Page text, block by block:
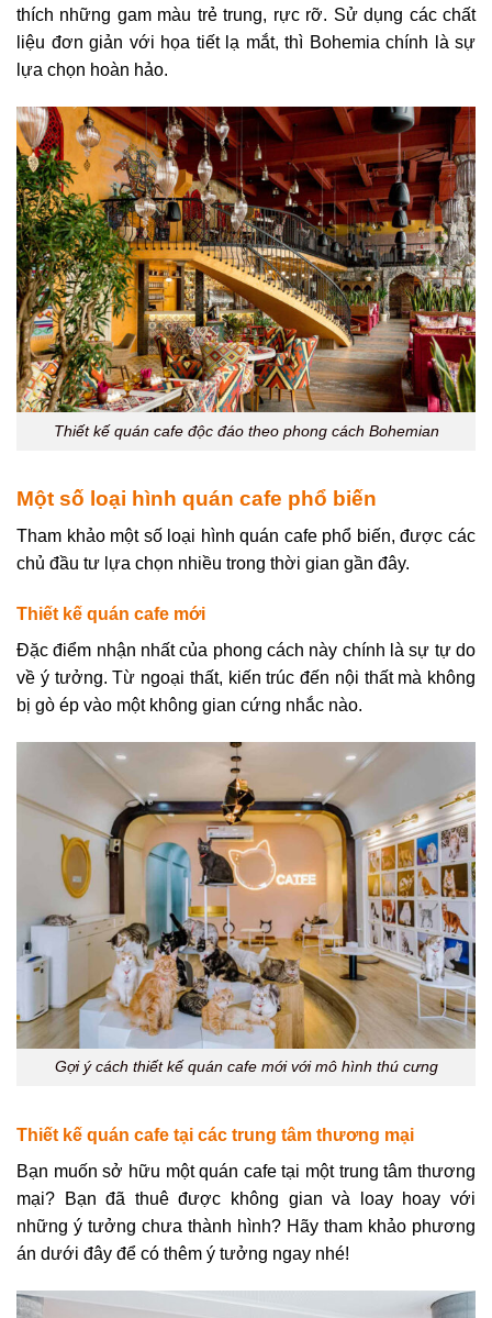
thích những gam màu trẻ trung, rực rỡ. Sử dụng các chất
liệu đơn giản với họa tiết lạ mắt, thì Bohemia chính là sự
lựa chọn hoàn hảo.
Thiết kế quán cafe độc đáo theo phong cách Bohemian
Một số loại hình quán cafe phổ biến
Tham khảo một số loại hình quán cafe phổ biến, được các
chủ đầu tư lựa chọn nhiều trong thời gian gần đây.
Thiết kế quán cafe mới
Đặc điểm nhận nhất của phong cách này chính là sự tự do
về ý tưởng. Từ ngoại thất, kiến trúc đến nội thất mà không
bị gò ép vào một không gian cứng nhắc nào.
Gợi ý cách thiết kế quán cafe mới với mô hình thú cưng
Thiết kế quán cafe tại các trung tâm thương mại
Bạn muốn sở hữu một quán cafe tại một trung tâm thương
mại? Bạn đã thuê được không gian và loay hoay với
những ý tưởng chưa thành hình? Hãy tham khảo phương
án dưới đây để có thêm ý tưởng ngay nhé!